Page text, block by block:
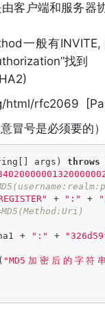
客户端和服务器
一般有INVITE,
找到
html/rfc2069
冒号是必须要的）
args) throws
+ ":" +
+
":" +
"MD5加密后的字符